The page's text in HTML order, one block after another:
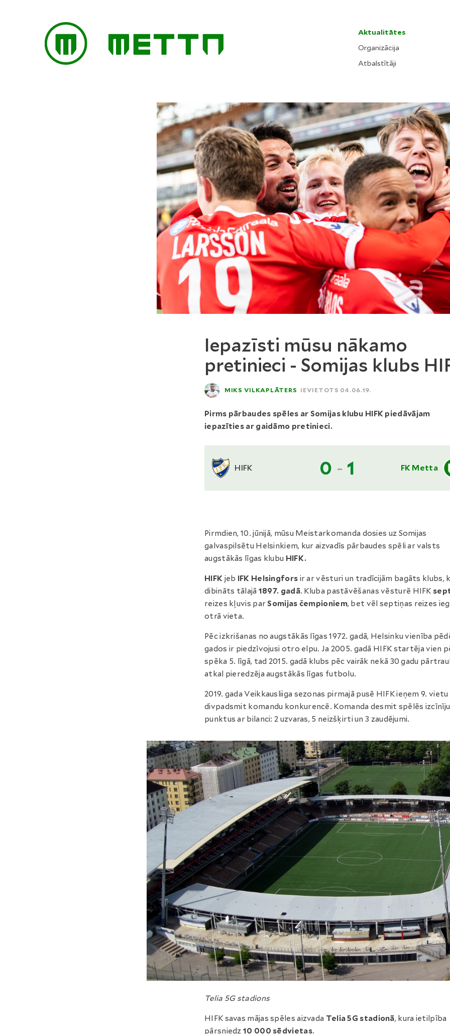
Aktualitātes
Organizācija
Atbalstītāji
Iepazīsti mūsu nākamo
pretinieci - Somijas klubs
MIKS VILKAPLĀTERS IEVIETOTS 04.06.19.
Pirms pārbaudes spēles ar Somijas klubu HIFK piedāvājam
iepazīties ar gaidāmo pretinieci.
HIFK 0 - 1 FK Metta
Pirmdien, 10. jūnijā, mūsu Meistarkomanda dosies uz Somijas
galvaspilsētu Helsinkiem, kur aizvadīs pārbaudes spēli ar valsts
augstākās līgas klubu HIFK.
HIFK jeb IFK Helsingfors ir ar vēsturi un tradīcijām bagāts klubs,
dibināts tālajā 1897. gadā. Kluba pastāvēšanas vēsturē HIFK
reizes kļuvis parSomijas čempioniem, bet vēl septiņas reizes
otrā vieta.
Pēc izkrišanas no augstākās līgas 1972. gadā, Helsinku vienība
gados ir piedzīvojusi otro elpu. Ja 2005. gadā HIFK startēja vien
spēka 5. līgā, tad 2015. gadā klubs pēc vairāk nekā 30 gadu
atkal pieredzēja augstākās līgas futbolu.
2019. gada Veikkausliiga sezonas pirmajā pusē HIFK ieņem 9. vietu
divpadsmit komandu konkurencē. Komanda desmit spēlēs
punktus ar bilanci: 2 uzvaras, 5 neizšķirti un 3 zaudējumi.
Telia 5G stadions
HIFK savas mājas spēles aizvada Telia 5G stadionā, kura ietilpība
pārsniedz10 000 sēdvietas.